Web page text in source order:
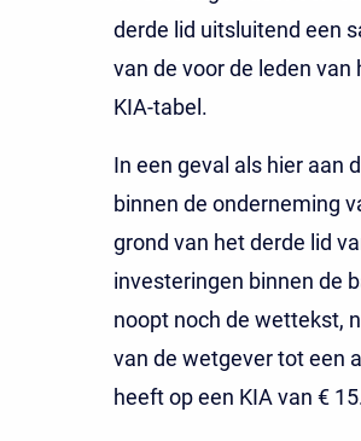
derde lid uitsluitend een
van de voor de leden
KIA-tabel.
In een geval als hier aan
binnen de onderneming
grond van het derde lid
investeringen binnen de
noopt noch de wettekst,
van de wetgever tot een
heeft op een KIA van €